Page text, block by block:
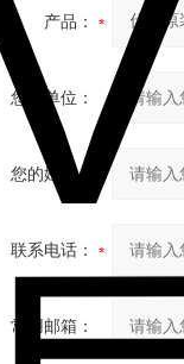
产品：
您的单位：
您的姓名：
联系电话：
常用邮箱：